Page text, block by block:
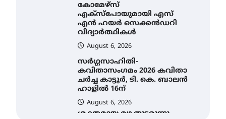
സർഗ്ഗസാഹിതി-
കവിതാസംഗമം 2026 കവിതാ
ചർച്ച കാട്ടൂർ, ടി. കെ. ബാലൻ
ഹാളിൽ 16ന്
August 6, 2026
ശക്തമായ മഴ തുടരുന്നു –
തൃശൂർ ജില്ലയിൽ എല്ലാ
വിദ്യാഭ്യാസ
സ്ഥാപനങ്ങൾക്കും
ശനിയാഴ്ച അവധി
August 7, 2026